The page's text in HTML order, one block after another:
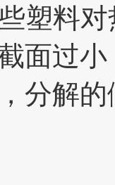
塑料
面过
分解